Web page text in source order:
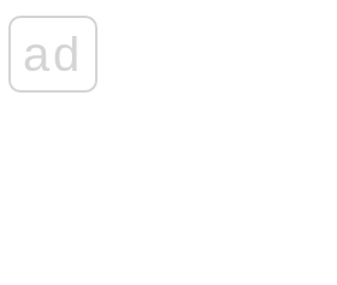
ad